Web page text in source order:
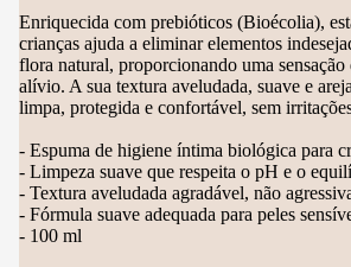
Enriquecida com prebióticos (Bioécolia),
crianças ajuda a eliminar elementos
flora natural, proporcionando uma
alívio. A sua textura aveludada, suave e
limpa, protegida e confortável, sem
- Espuma de higiene íntima biológica para
- Limpeza suave que respeita o pH e o
- Textura aveludada agradável, não
- Fórmula suave adequada para peles
- 100 ml